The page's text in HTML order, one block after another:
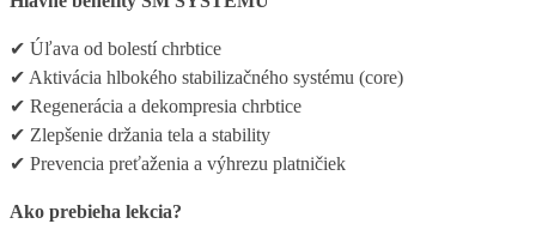
✔ Úľava od bolestí chrbtice
✔ Aktivácia hlbokého stabilizačného systému (core)
✔ Regenerácia a dekompresia chrbtice
✔ Zlepšenie držania tela a stability
✔ Prevencia preťaženia a výhrezu platničiek
Ako prebieha lekcia?